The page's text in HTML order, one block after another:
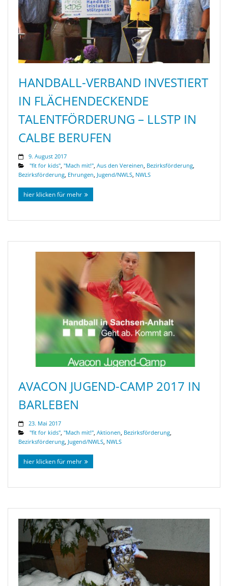
HANDBALL-VERBAND INVESTIERT
IN FLÄCHENDECKENDE
TALENTFÖRDERUNG – LLSTP IN
CALBE BERUFEN
9. August 2017
"fit for kids", "Mach mit!", Aus den Vereinen, Bezirksförderung,
Bezirksförderung, Ehrungen, Jugend/NWLS, NWLS
hier klicken für mehr
AVACON JUGEND-CAMP 2017 IN
BARLEBEN
23. Mai 2017
"fit for kids" "Mach mit!" Aktionen Bezirksförderung
Bezirksförderung Jugend/NWLS NWLS
hier klicken für mehr